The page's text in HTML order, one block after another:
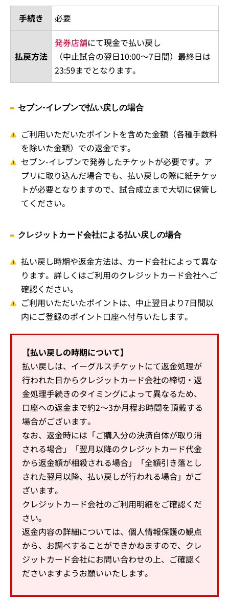
手続き 必要
払戻方法
発券店舗にて現金で払い戻し
（中止試合の翌日10:00～7日間）最終日は
23:59までとなります。
セブン-イレブンで払い戻しの場合
ご利用いただいたポイントを含めた金額（各種手数料
を除いた金額）での返金です。
セブン-イレブンで発券したチケットが必要です。ア
プリに取り込んだ場合でも、払い戻しの際に紙チケッ
トが必要となりますので、試合成立まで大切に保管し
てください。
クレジットカード会社による払い戻しの場合
払い戻し時期や返金方法は、カード会社によって異な
ります。詳しくはご利用のクレジットカード会社へご
確認ください。
ご利用いただいたポイントは、中止翌日より7日間以
内にご登録のポイント口座へ付与いたします。
【払い戻しの時期について】
払い戻しは、イーグルスチケットにて返金処理が
行われた日からクレジットカード会社の締切・返
金処理手続きのタイミングによって異なるため、
口座への返金まで約2～3か月程お時間を頂戴する
場合がございます。
なお、返金時には「ご購入分の決済自体が取り消
される場合」「翌月以降のクレジットカード代金
から返金額が相殺される場合」「全額引き落とし
された翌月以降、払い戻しが行われる場合」がご
ざいます。
クレジットカード会社のご利用明細をご確認くだ
さい。
返金内容の詳細については、個人情報保護の観点
から、お調べすることができかねますので、クレ
ジットカード会社にお問い合わせの上、ご確認く
ださいますようお願いいたします。